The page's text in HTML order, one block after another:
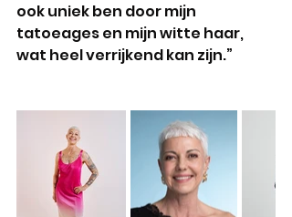
ook uniek ben door mijn
tatoeages en mijn witte haar,
wat heel verrijkend kan zijn.”